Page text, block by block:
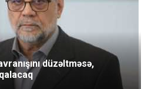
düzəltməsə,